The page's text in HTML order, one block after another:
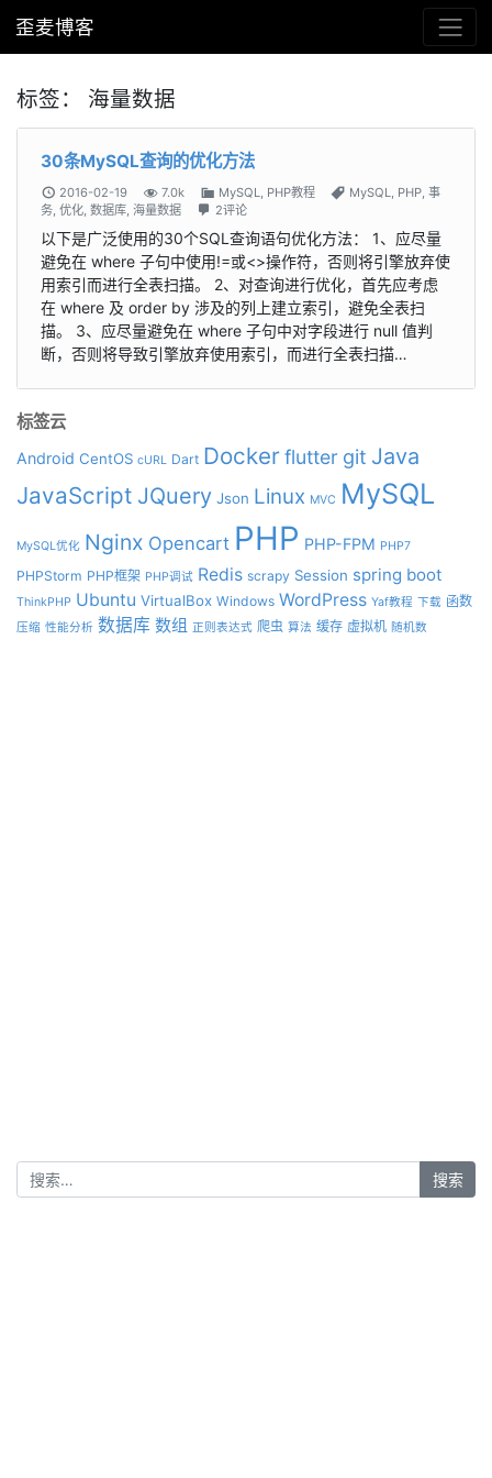
歪麦博客
标签： 海量数据
30条MySQL查询的优化方法
2016-02-19 7.0k MySQL PHP教程 MySQL PHP 事
务 优化 数据库 海量数据 2评论
以下是广泛使用的30个SQL查询语句优化方法： 1、应尽量
避免在 where 子句中使用!=或<>操作符，否则将引擎放弃使
用索引而进行全表扫描。 2、对查询进行优化，首先应考虑
在 where 及 order by 涉及的列上建立索引，避免全表扫
描。 3、应尽量避免在 where 子句中对字段进行 null 值判
断，否则将导致引擎放弃使用索引，而进行全表扫描…
标签云
Android CentOS cURL Dart Dockerflutter git Java
JavaScript JQuery Json Linux MVC MySQL
MySQL优化 Nginx Opencart PHP PHP-FPM PHP7
PHPStorm PHP框架 PHP调试 Redis scrapy Session spring boot
ThinkPHP Ubuntu VirtualBox Windows WordPress Yaf教程 下载 函数
压缩 性能分析 数据库 数组 正则表达式 爬虫 算法 缓存 虚拟机 随机数